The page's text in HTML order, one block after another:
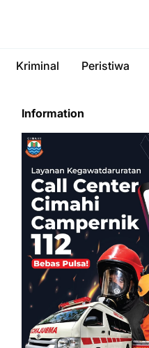
Kriminal Peristiwa
Information